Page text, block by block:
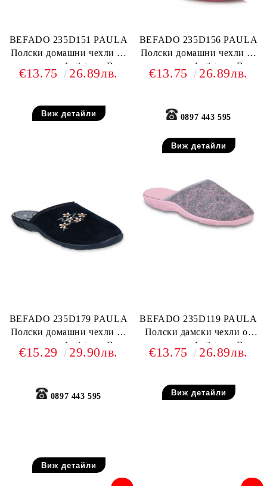
BEFADO 235D151 PAULA
Полски домашни чехли от
текстил, Antistress-B
system
€13.75 26.89лв.
Виж детайли
BEFADO 235D156 PAULA
Полски домашни чехли от
текстил, Antistress-B
system
€13.75 26.89лв.
0897 443 595
Виж детайли
BEFADO 235D179 PAULA
Полски домашни чехли от
текстил, Antistress-B
system
€15.29 29.90лв.
0897 443 595
Виж детайли
BEFADO 235D119 PAULA
Полски дамски чехли от
текстил, Antistress-B
system
€13.75 26.89лв.
Виж детайли